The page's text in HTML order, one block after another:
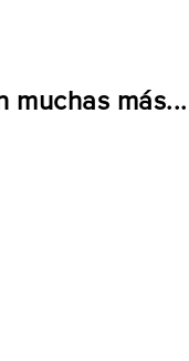
muchas más...